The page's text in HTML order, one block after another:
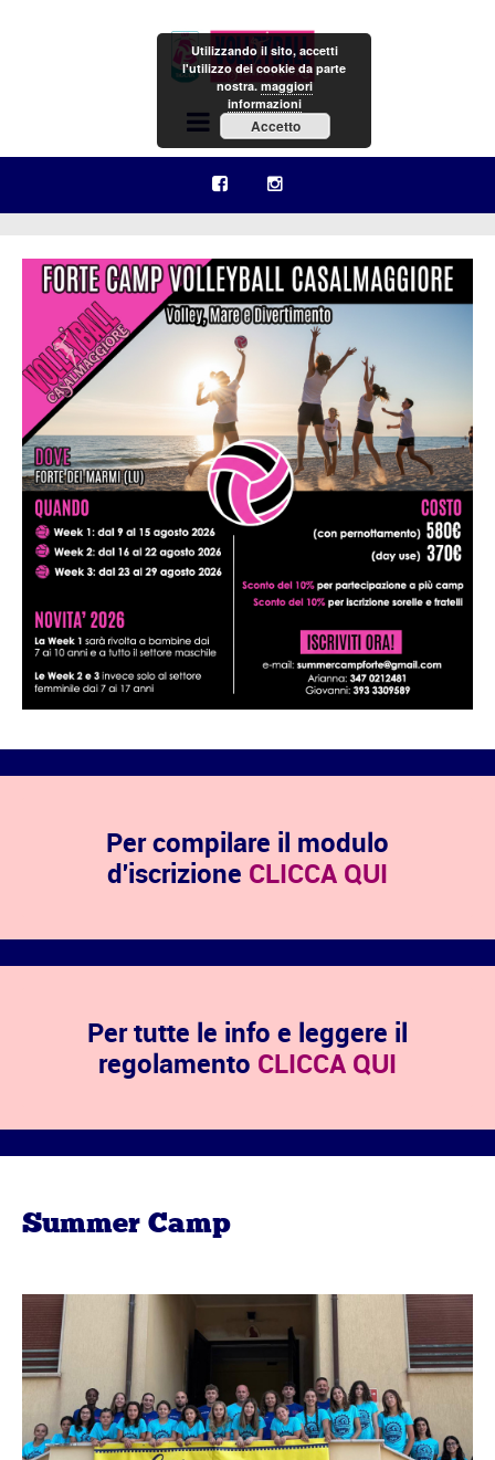
Menu
Per compilare il modulo
d'iscrizione CLICCA QUI
Per tutte le info e leggere il
regolamento CLICCA QUI
Summer Camp
Utilizzando il sito, accetti
l'utilizzo dei cookie da parte
nostra.maggiori
informazioni
Accetto